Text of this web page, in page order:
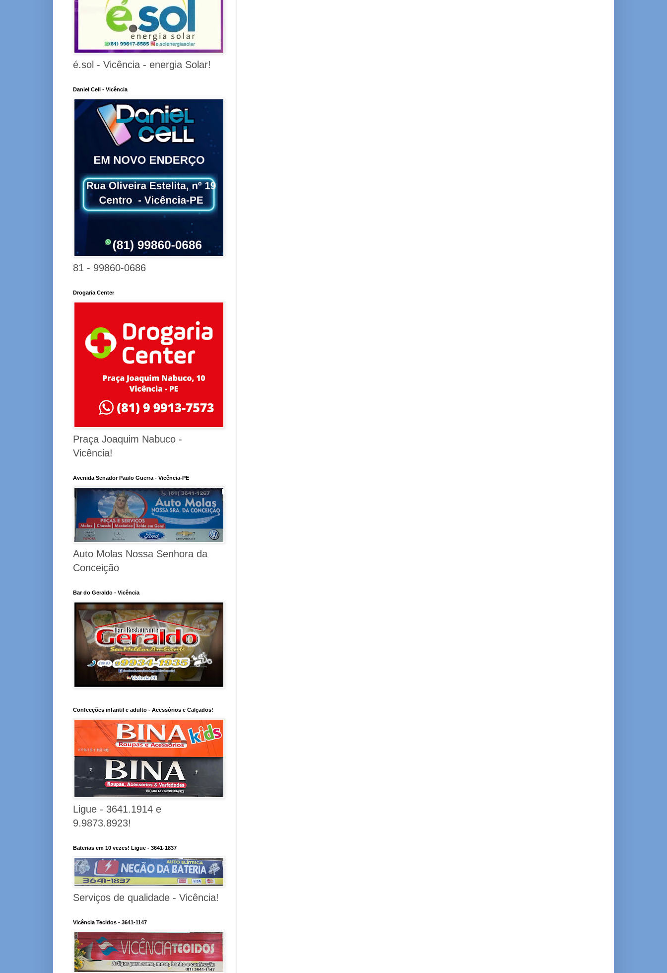
é.sol - Vicência - energia Solar!
Daniel Cell - Vicência
81 - 99860-0686
Drogaria Center
Praça Joaquim Nabuco -
Vicência!
Avenida Senador Paulo Guerra - Vicência-PE
Auto Molas Nossa Senhora da
Conceição
Bar do Geraldo - Vicência
Confecções infantil e adulto - Acessórios e Calçados!
Ligue - 3641.1914 e
9.9873.8923!
Baterias em 10 vezes! Ligue - 3641-1837
Serviços de qualidade - Vicência!
Vicência Tecidos - 3641-1147